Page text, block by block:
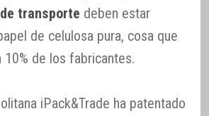
transporte deben estar
de celulosa pura, cosa que
10% de los fabricantes.
iPack&Trade ha patentado